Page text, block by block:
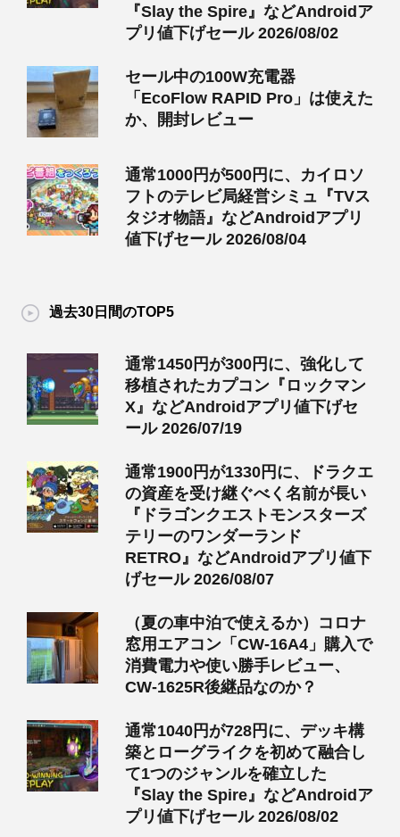
『Slay the Spire』などAndroidア
プリ値下げセール 2026/08/02
セール中の100W充電器
「EcoFlow RAPID Pro」は使えた
か、開封レビュー
通常1000円が500円に、カイロソ
フトのテレビ局経営シミュ『TVス
タジオ物語』などAndroidアプリ
値下げセール 2026/08/04
過去30日間のTOP5
通常1450円が300円に、強化して
移植されたカプコン『ロックマン
X』などAndroidアプリ値下げセ
ール 2026/07/19
通常1900円が1330円に、ドラクエ
の資産を受け継ぐべく名前が長い
『ドラゴンクエストモンスターズ
テリーのワンダーランド
RETRO』などAndroidアプリ値下
げセール 2026/08/07
（夏の車中泊で使えるか）コロナ
窓用エアコン「CW-16A4」購入で
消費電力や使い勝手レビュー、
CW-1625R後継品なのか？
通常1040円が728円に、デッキ構
築とローグライクを初めて融合し
て1つのジャンルを確立した
『Slay the Spire』などAndroidア
プリ値下げセール 2026/08/02